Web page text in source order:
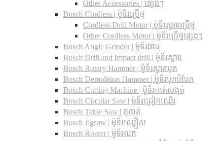
Other Accessories | ផ្សេងៗ
Bosch Cordless | ម៉ូទ័រប្រើថ្ម
Cordless-Drill Motor | ម៉ូទ័រស្វានប្រើថ្ម
Other Cordless Motor | ម៉ូទ័រប្រើថ្មផ្សេងៗ
Bosch Angle Grinder | ម៉ូទ័រឆាប
Bosch Drill and Impact drill | ម៉ូទ័រស្វាន
Bosch Rotary Hammer | ម៉ូទ័រស្វានបុក
Bosch Demolition Hammer | ម៉ូទ័របុកបំបែក
Bosch Cutting Machine | ម៉ូទ័រកាត់សង្កត់
Bosch Circular Saw | ម៉ូទ័រជ្រៀកឈើរ
Bosch Table Saw | តុកាត់
Bosch Jigsaw | ម៉ូទ័រឈ្វៀល
Bosch Router | ម៉ូទ័រលក